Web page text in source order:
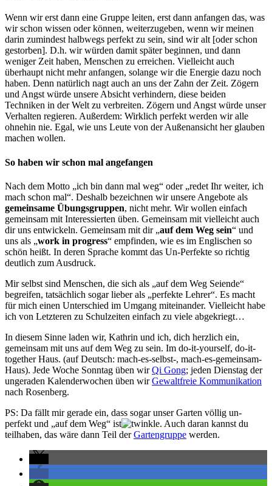
Wenn wir erst dann eine Gruppe leiten, erst dann anfangen das, was
wir schon wissen oder können, weiterzugeben, wenn wir meinen
darin zumindest halbwegs perfekt zu sein, sind wir alt [oder schon
gestorben]. D.h. wir würden damit später beginnen, und dann
weniger Zeit haben, Menschen zu erreichen. Vielleicht auch
überhaupt nicht mehr anfangen, solange wir die Energie dazu noch
haben. Denn natürlich nagt auch an uns der Zahn der Zeit. Zögern
und Angst würde unsere Absicht verhindern, diese beiden
Techniken in der Welt zu verbreiten. Zögern und Angst würde unser
Verhalten regieren. Außerdem: Wirklich perfekt werden wir alle
ohnehin nie. Egal, wie uns Leute von der Außenansicht her glauben
machen wollen.
So haben wir schon mal angefangen
Nach dem Motto „ich bin dann mal weg“ oder „redet Ihr weiter, ich
mach schon mal“. Deshalb bezeichnen wir unsere Angebote als
gemeinsame Übungsgruppen, nicht mehr. Wir wollen einfach
gemeinsam mit Interessierten üben. Gemeinsam mit vielleicht auch
dir uns entwickeln. Gemeinsam mit dir „auf dem Weg sein“ und
uns als „work in progress“ empfinden, wie es im Englischen so
schön heißt. In deren Sprache kommt das Un-Perfekte so richtig
deutlich zum Ausdruck.
Mir selbst sind Menschen, die sich als „auf dem Weg Seiende“
begreifen, tatsächlich sogar lieber als „perfekte Lehrer“. Es macht
für mich einen Unterschied im Umgang miteinander. Vielleicht habe
ich von Letzteren zu Schulzeiten einfach zu viele abgekriegt…
In diesem Sinne laden wir, Kathrin und ich, dich herzlich ein,
gemeinsam mit uns auf dem Weg zu sein. Im do-it-yourself, do-it-
together Haus. (auf Deutsch: mach-es-selbst-, mach-es-gemeinsam-
Haus). Jede Woche Sonntag üben wirQi Gong; jeden Dienstag der
ungeraden Kalenderwochen üben wirGewaltfreie Kommunikation
nach Rosenberg.
PS: Da fällt mir gerade ein, dass sogar unser Garten völlig un-
perfekt und „auf dem Weg“ ist
. Auch daran kannst du
teilhaben, das wäre dann Teil derGartengruppe werden.